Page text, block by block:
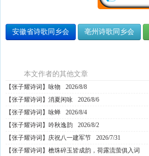
安徽省诗歌同乡会 亳州诗歌同乡会
本文作者的其他文章
【张子耀诗词】咏物 2026/8/8
【张子耀诗词】消夏闲咏
2026/8/6
【张子耀诗词】咏蝉
2026/8/4
【张子耀诗词】吟秋逸韵
2026/8/2
【张子耀诗词】庆祝八一建军节
2026/7/31
【张子耀诗词】檐珠碎玉皆成韵，荷露流萤俱入词